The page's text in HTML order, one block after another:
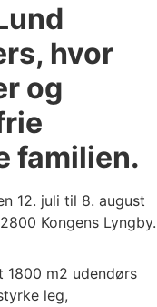
hvor
og
familien.
12. juli til 8. august
Kongens Lyngby.
1800 m2 udendørs
leg,